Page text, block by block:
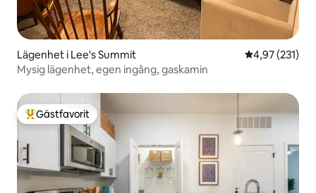
Lägenhet i Lee's Summit 4,97 av 5 i
4,97 (231)
Mysig lägenhet, egen ingång, gaskamin
Populär gästfavorit
Gästfavorit